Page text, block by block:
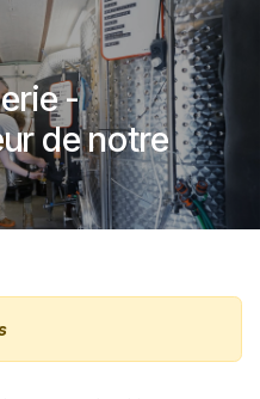
-
de notre